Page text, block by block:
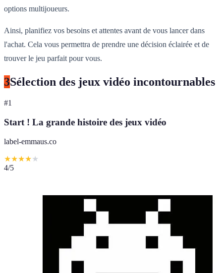
options multijoueurs.
Ainsi, planifiez vos besoins et attentes avant de vous lancer dans
l'achat. Cela vous permettra de prendre une décision éclairée et de
trouver le jeu parfait pour vous.
3Sélection des jeux vidéo incontournables
#1
Start ! La grande histoire des jeux vidéo
label-emmaus.co
★★★★★
4/5